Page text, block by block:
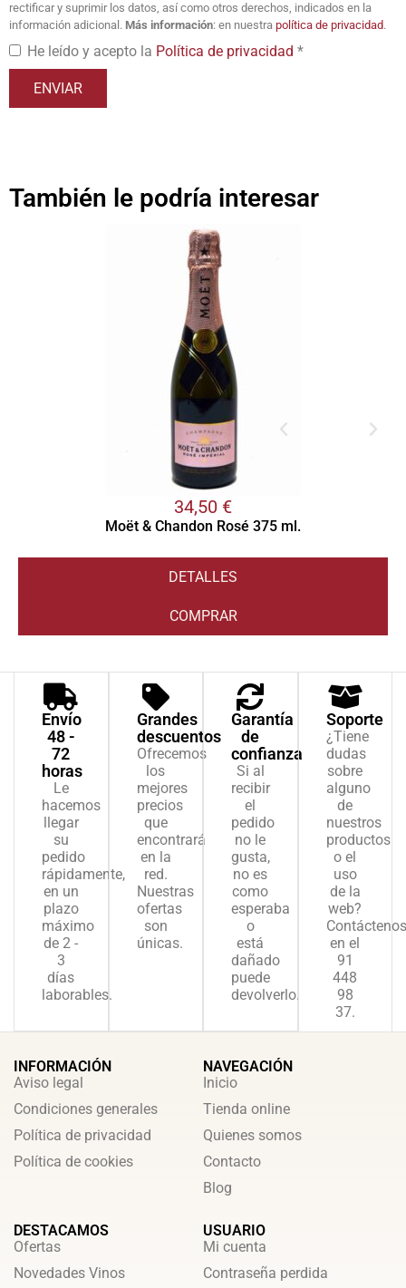
rectificar y suprimir los datos, así como otros derechos, indicados en la
información adicional. Más información: en nuestra política de privacidad.
He leído y acepto la Política de privacidad *
También le podría interesar
34,50 €
Moët & Chandon Rosé 375 ml.
DETALLES
COMPRAR
Envío
48 -
72
horas
Le
hacemos
llegar
su
pedido
rápidamente,
en un
plazo
máximo
de 2 -
3
días
laborables.
Grandes
descuentos
Ofrecemos
los
mejores
precios
que
encontrará
en la
red.
Nuestras
ofertas
son
únicas.
Garantía
de
confianza
Si al
recibir
el
pedido
no le
gusta,
no es
como
esperaba
o
está
dañado
puede
devolverlo.
Soporte
¿Tiene
dudas
sobre
alguno
de
nuestros
productos
o el
uso
de la
web?
Contáctenos
en el
91
448
98
37.
INFORMACIÓN
Aviso legal
Condiciones generales
Política de privacidad
Política de cookies
NAVEGACIÓN
Inicio
Tienda online
Quienes somos
Contacto
Blog
DESTACAMOS
Ofertas
Novedades Vinos
USUARIO
Mi cuenta
Contraseña perdida